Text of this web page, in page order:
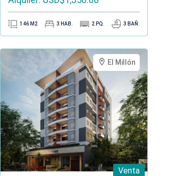
146 M2 3 HAB. 2 PQ. 3 BAÑ.
El Millón
Venta